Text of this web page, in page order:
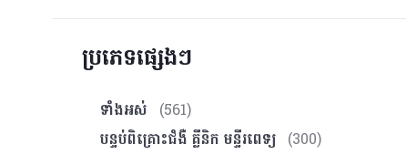
ប្រភេទផ្សេងៗ
ទាំងអស់
(561)
បន្ទប់ពិគ្រោះ​ជំងឺ គ្លីនិក មន្ទីរពេទ្យ (300)